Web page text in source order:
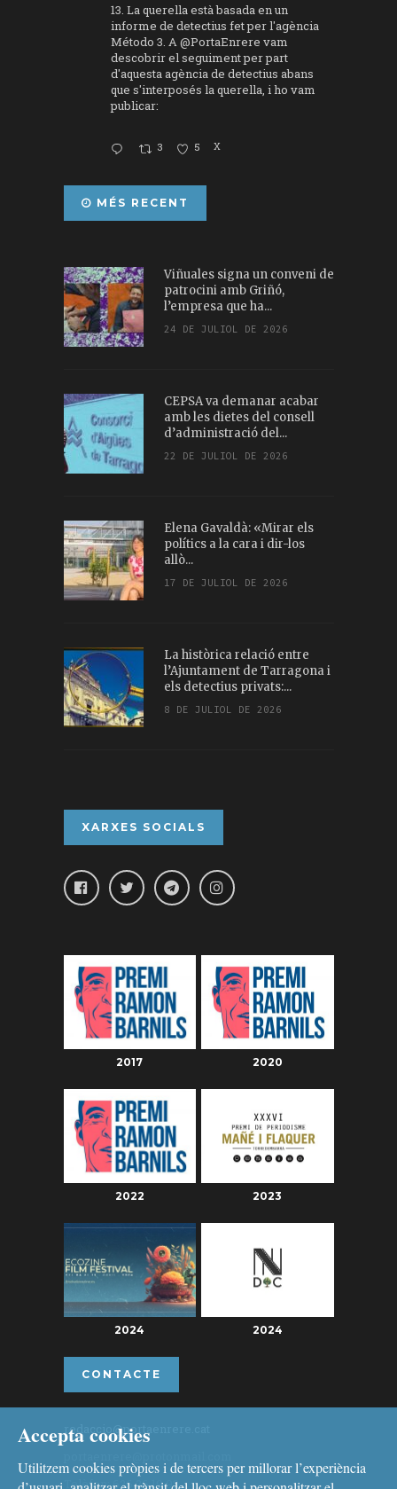
13. La querella està basada en un
informe de detectius fet per l'agència
Método 3. A@PortaEnrere vam
descobrir el seguiment per part
d'aquesta agència de detectius abans
que s'interposés la querella, i ho vam
publicar:
3 5 X
MÉS RECENT
Viñuales signa un conveni de
patrocini amb Griñó,
l’empresa que ha...
24 DE JULIOL DE 2026
CEPSA va demanar acabar
amb les dietes del consell
d’administració del...
22 DE JULIOL DE 2026
Elena Gavaldà: «Mirar els
polítics a la cara i dir-los
allò...
17 DE JULIOL DE 2026
La històrica relació entre
l’Ajuntament de Tarragona i
els detectius privats:...
8 DE JULIOL DE 2026
XARXES SOCIALS
2017 2020
2022 2023
2024 2024
CONTACTE
redaccio@portaenrere.cat
Telèfon: 626 26 19 93
Accepta cookies
Utilitzem cookies pròpies i de tercers per millorar l’experiència